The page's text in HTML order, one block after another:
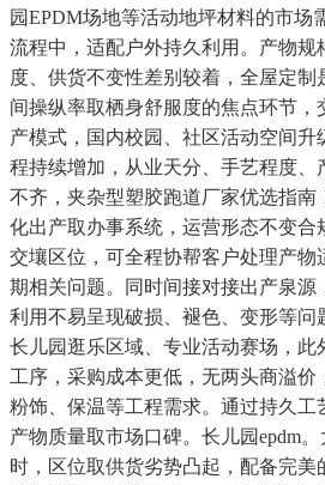
园EPDM场地等活动地坪材料的市场
流程中，适配户外持久利用。产物规
度、供货不变性差别较着，全屋定制
间操纵率取栖身舒服度的焦点环节，
产模式，国内校园、社区活动空间升
程持续增加，从业天分、手艺程度、
不齐，夹杂型塑胶跑道厂家优选指南
化出产取办事系统，运营形态不变合
交壤区位，可全程协帮客户处理产物
期相关问题。同时间接对接出产泉源
利用不易呈现破损、褪色、变形等问
长儿园逛乐区域、专业活动赛场，此
工序，采购成本更低，无两头商溢
粉饰、保温等工程需求。通过持久工
产物质量取市场口碑。长儿园epdm
时，区位取供货劣势凸起，配备完美